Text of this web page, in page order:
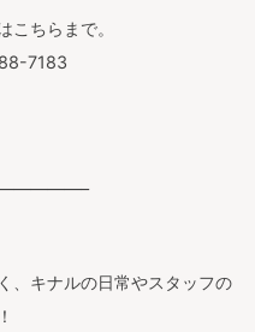
こちらまで。
7183
、キナルの日常やスタッフの